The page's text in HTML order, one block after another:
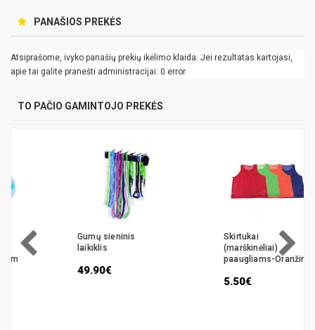
PANAŠIOS PREKĖS
Atsiprašome, ivyko panašių prekių ikėlimo klaida. Jei rezultatas kartojasi,
apie tai galite pranešti administracijai: 0 error
TO PAČIO GAMINTOJO PREKĖS
Gumų sieninis
(marškinėliai)
paaugliams-Oranžinė